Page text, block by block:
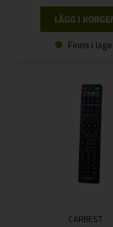
Finns i
CARBEST